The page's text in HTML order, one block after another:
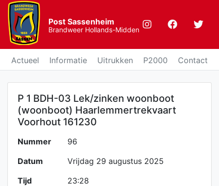
Post Sassenheim
Brandweer Hollands-Midden
Actueel Informatie Uitrukken P2000 Contact
P 1 BDH-03 Lek/zinken woonboot
(woonboot) Haarlemmertrekvaart
Voorhout 161230
Nummer
96
Datum
Vrijdag 29 augustus 2025
Tijd
23:28